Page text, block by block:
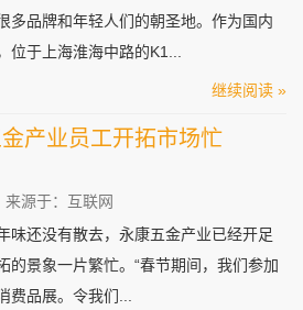
多品牌和年轻人们的朝圣地。作为国内
位于上海淮海中路的K1...
继续阅读 »
产业员工开拓市场忙
来源于：互联网
味还没有散去，永康五金产业已经开足
的景象一片繁忙。“春节期间，我们参加
费品展。令我们...